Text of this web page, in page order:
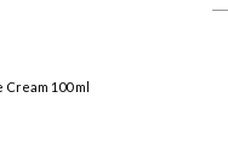
100 ml